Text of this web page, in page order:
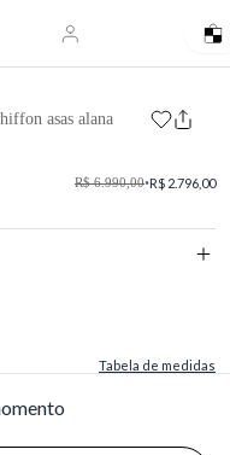
asas alana
R$ 6.990,00•R$ 2.796,00
Tabela de medidas